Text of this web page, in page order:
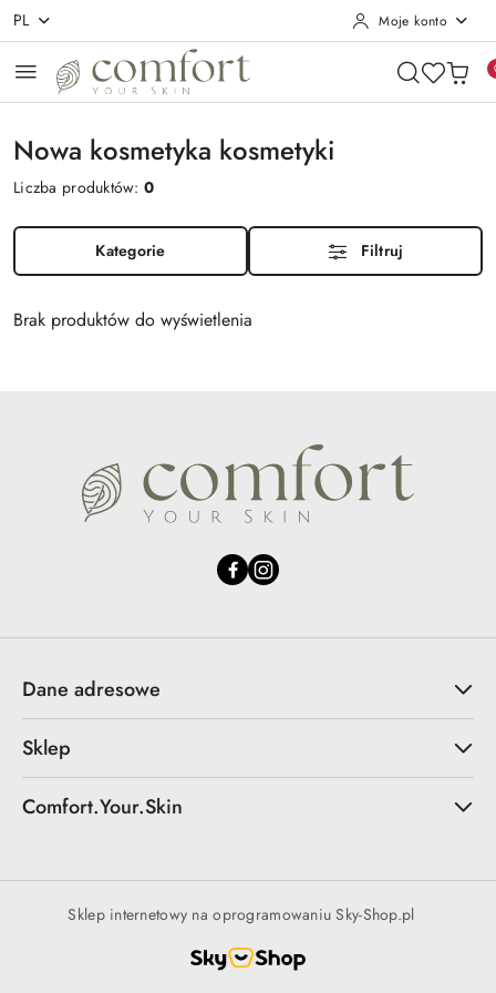
Przejdź do treści głównej
Przejdź do wyszukiwarki
Przejdź do moje konto
Przejdź do menu głównego
Przejdź do stopki
PL Moje konto
Nowa kosmetyka kosmetyki
Liczba produktów:0
Kategorie Filtruj
Brak produktów do wyświetlenia
Dane adresowe
Sklep
Comfort.Your.Skin
Sklep internetowy na oprogramowaniu Sky-Shop.pl